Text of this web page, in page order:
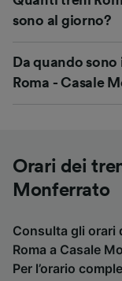
sono al giorno?
Da quando
Roma - Casale
Orari dei
Monferrato
Consulta gli orari
Roma a Casale
Per l’orario